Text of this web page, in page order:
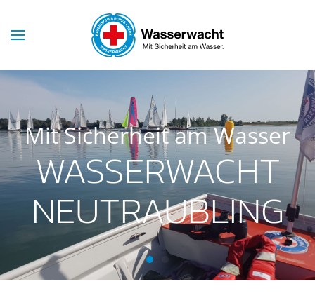
Mit Sicherheit am Wasser
WASSERWACHT
NEUTRAUBLING
Wasserwacht Neutraubling
Wasserwacht